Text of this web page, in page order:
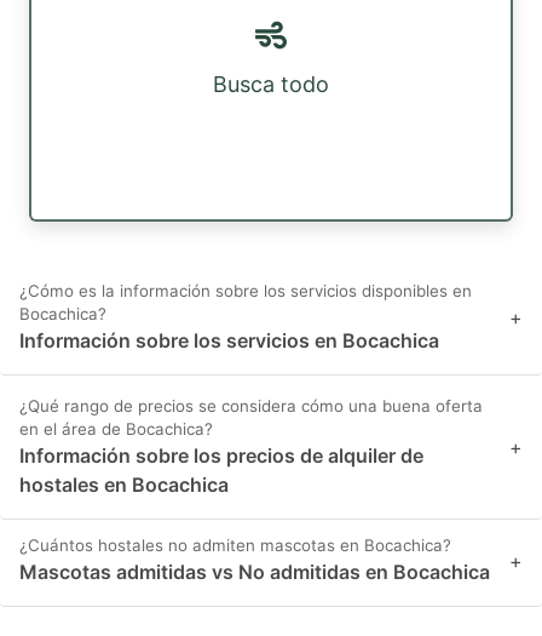
Busca todo
¿Cómo es la información sobre los servicios disponibles en
Bocachica?
Información sobre los servicios en Bocachica
+
¿Qué rango de precios se considera cómo una buena oferta
en el área de Bocachica?
Información sobre los precios de alquiler de
hostales en Bocachica
+
¿Cuántos hostales no admiten mascotas en Bocachica?
Mascotas admitidas vs No admitidas en Bocachica +